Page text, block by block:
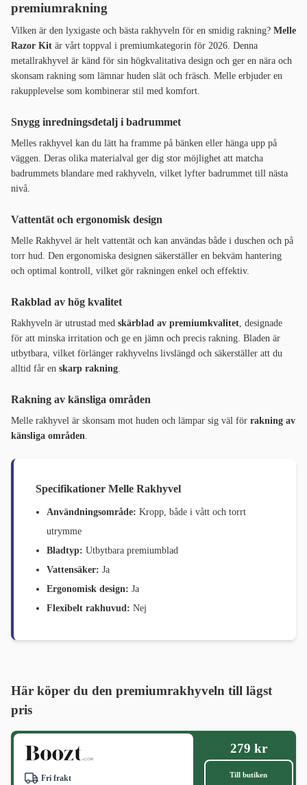
premiumrakning
Vilken är den lyxigaste och bästa rakhyveln för en smidig rakning? Melle
Razor Kit är vårt toppval i premiumkategorin för 2026. Denna
metallrakhyvel är känd för sin högkvalitativa design och ger en nära och
skonsam rakning som lämnar huden slät och fräsch. Melle erbjuder en
rakupplevelse som kombinerar stil med komfort.
Snygg inredningsdetalj i badrummet
Melles rakhyvel kan du lätt ha framme på bänken eller hänga upp på
väggen. Deras olika materialval ger dig stor möjlighet att matcha
badrummets blandare med rakhyveln, vilket lyfter badrummet till nästa
nivå.
Vattentät och ergonomisk design
Melle Rakhyvel är helt vattentät och kan användas både i duschen och på
torr hud. Den ergonomiska designen säkerställer en bekväm hantering
och optimal kontroll, vilket gör rakningen enkel och effektiv.
Rakblad av hög kvalitet
Rakhyveln är utrustad med skärblad av premiumkvalitet, designade
för att minska irritation och ge en jämn och precis rakning. Bladen är
utbytbara, vilket förlänger rakhyvelns livslängd och säkerställer att du
alltid får en skarp rakning.
Rakning av känsliga områden
Melle rakhyvel är skonsam mot huden och lämpar sig väl för rakning av
känsliga områden.
Specifikationer Melle Rakhyvel
Användningsområde: Kropp, både i vått och torrt
utrymme
Bladtyp: Utbytbara premiumblad
Vattensäker: Ja
Ergonomisk design: Ja
Flexibelt rakhuvud: Nej
Här köper du den premiumrakhyveln till lägst
pris
Fri frakt
279 kr
Till butiken